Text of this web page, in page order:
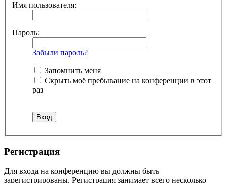
Имя пользователя:
Пароль:
Забыли пароль?
Запомнить меня
Скрыть моё пребывание на конференции в этот
раз
Регистрация
Для входа на конференцию вы должны быть
зарегистрированы. Регистрация занимает всего несколько